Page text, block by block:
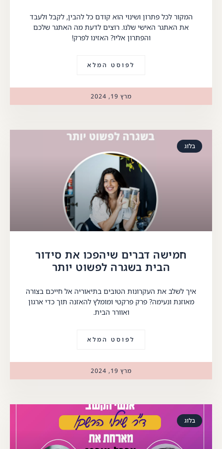
המקור לכל פתרון ושינוי הוא קודם כל להבין, לקבל ולעבד
את האתגר האישי שלנו. רוצים לדעת מה האתגר שלכם
והפתרון אליו? האזינו לפרק!
לפוסט המלא
מרץ 19, 2024
בלוג
חמישה דברים שיהפכו את סידור
הבית בשגרה לפשוט יותר
איך לשלב את העקרונות הטובים בתיאוריה אל חייכם בצורה
מאוזנת ונעימה? פרק פרקטי ומומלץ להאזנה תוך כדי ארגון
ואוורר הבית.
לפוסט המלא
מרץ 19, 2024
בלוג